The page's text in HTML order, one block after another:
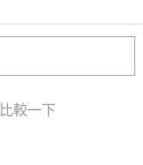
比較一下